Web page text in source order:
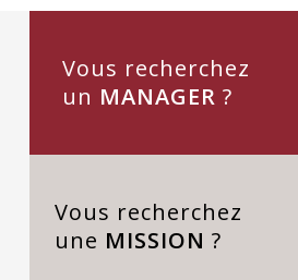
Vous recherchez
un MANAGER ?
Vous recherchez
une MISSION ?